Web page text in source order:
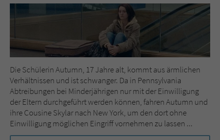
Die Schülerin Autumn, 17 Jahre alt, kommt aus ärmlichen
Verhältnissen und ist schwanger. Da in Pennsylvania
Abtreibungen bei Minderjährigen nur mit der Einwilligung
der Eltern durchgeführt werden können, fahren Autumn und
ihre Cousine Skylar nach New York, um den dort ohne
Einwilligung möglichen Eingriff vornehmen zu lassen ...